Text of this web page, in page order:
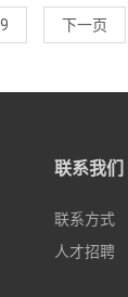
9 下一页
联系我们
联系方式
人才招聘